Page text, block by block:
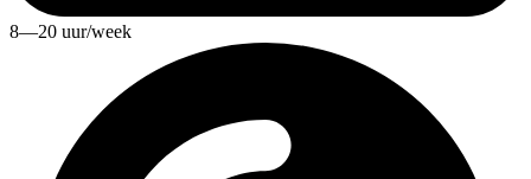
8—20 uur/week